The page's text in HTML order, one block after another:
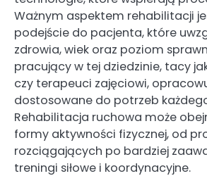
Ważnym aspektem rehabilitacji
podejście do pacjenta, które
zdrowia, wiek oraz poziom
pracujący w tej dziedzinie, tacy
czy terapeuci zajęciowi,
dostosowane do potrzeb
Rehabilitacja ruchowa może
formy aktywności fizycznej, od
rozciągających po bardziej
treningi siłowe i koordynacyjne.